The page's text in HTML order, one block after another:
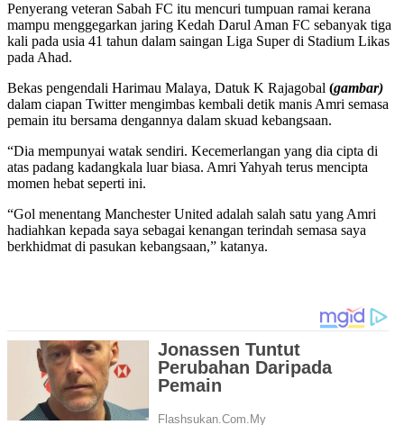
Penyerang veteran Sabah FC itu mencuri tumpuan ramai kerana
mampu menggegarkan jaring Kedah Darul Aman FC sebanyak tiga
kali pada usia 41 tahun dalam saingan Liga Super di Stadium Likas
pada Ahad.
Bekas pengendali Harimau Malaya, Datuk K Rajagobal (gambar)
dalam ciapan Twitter mengimbas kembali detik manis Amri semasa
pemain itu bersama dengannya dalam skuad kebangsaan.
“Dia mempunyai watak sendiri. Kecemerlangan yang dia cipta di
atas padang kadangkala luar biasa. Amri Yahyah terus mencipta
momen hebat seperti ini.
“Gol menentang Manchester United adalah salah satu yang Amri
hadiahkan kepada saya sebagai kenangan terindah semasa saya
berkhidmat di pasukan kebangsaan,” katanya.